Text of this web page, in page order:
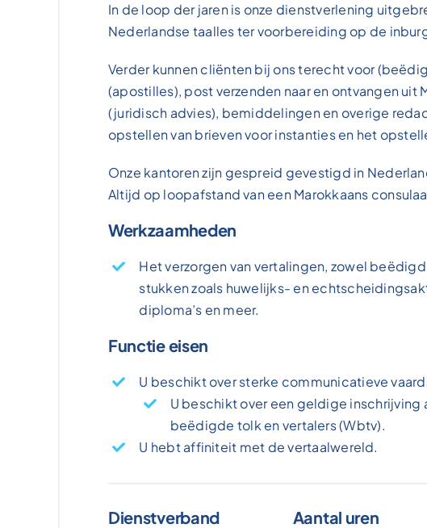
In de loop der jaren is onze dienstverlening
Nederlandse taalles ter voorbereiding op de
Verder kunnen cliënten bij ons terecht voor
(apostilles), post verzenden naar en ontvangen uit
(juridisch advies), bemiddelingen en overige
opstellen van brieven voor instanties en het
Onze kantoren zijn gespreid gevestigd in
Altijd op loopafstand van een Marokkaans
Werkzaamheden
Het verzorgen van vertalingen, zowel
stukken zoals huwelijks- en
diploma’s en meer.
Functie eisen
U beschikt over sterke communicatieve
U beschikt over een geldige inschrijving
beëdigde tolk en vertalers (Wbtv).
U hebt affiniteit met de vertaalwereld.
Dienstverband Aantal uren